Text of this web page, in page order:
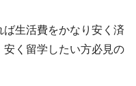
生活費をかなり安く済
安く留学したい方必見の